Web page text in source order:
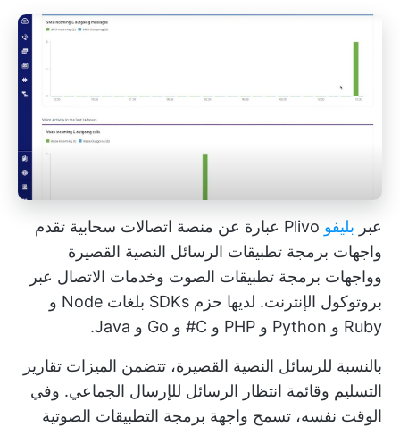
عبر بليفو
Plivo عبارة عن منصة اتصالات سحابية تقدم
واجهات برمجة تطبيقات الرسائل النصية القصيرة
وواجهات برمجة تطبيقات الصوت وخدمات الاتصال عبر
بروتوكول الإنترنت. لديها حزم SDKs بلغات Node و
Ruby و Python و PHP و C# و Go و Java.
بالنسبة للرسائل النصية القصيرة، تتضمن الميزات تقارير
التسليم وقائمة انتظار الرسائل للإرسال الجماعي. وفي
الوقت نفسه، تسمح واجهة برمجة التطبيقات الصوتية